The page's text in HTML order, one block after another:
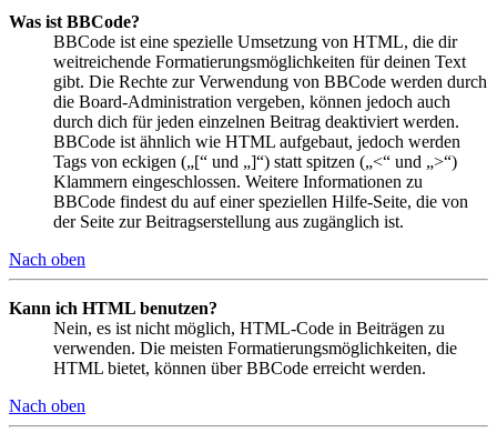
Was ist BBCode?
BBCode ist eine spezielle Umsetzung von HTML, die dir
weitreichende Formatierungsmöglichkeiten für deinen Text
gibt. Die Rechte zur Verwendung von BBCode werden durch
die Board-Administration vergeben, können jedoch auch
durch dich für jeden einzelnen Beitrag deaktiviert werden.
BBCode ist ähnlich wie HTML aufgebaut, jedoch werden
Tags von eckigen („[“ und „]“) statt spitzen („<“ und „>“)
Klammern eingeschlossen. Weitere Informationen zu
BBCode findest du auf einer speziellen Hilfe-Seite, die von
der Seite zur Beitragserstellung aus zugänglich ist.
Nach oben
Kann ich HTML benutzen?
Nein, es ist nicht möglich, HTML-Code in Beiträgen zu
verwenden. Die meisten Formatierungsmöglichkeiten, die
HTML bietet, können über BBCode erreicht werden.
Nach oben